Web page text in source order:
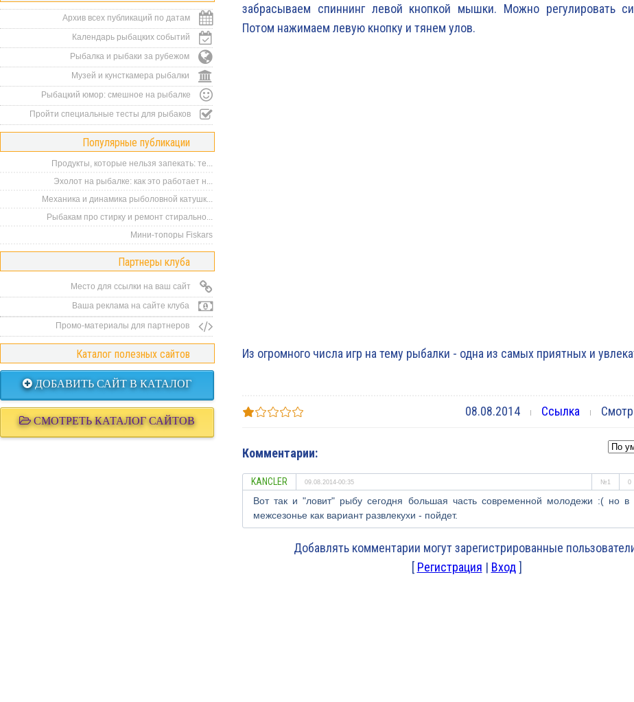
Архив всех публикаций по датам
Календарь рыбацких событий
Рыбалка и рыбаки за рубежом
Музей и кунсткамера рыбалки
Рыбацкий юмор: смешное на рыбалке
Пройти специальные тесты для рыбаков
Популярные публикации
Продукты, которые нельзя запекать: те...
Эхолот на рыбалке: как это работает н...
Механика и динамика рыболовной катушк...
Рыбакам про стирку и ремонт стирально...
Мини-топоры Fiskars
Партнеры клуба
Место для ссылки на ваш сайт
Ваша реклама на сайте клуба
Промо-материалы для партнеров
Каталог полезных сайтов
ДОБАВИТЬ САЙТ В КАТАЛОГ
СМОТРЕТЬ КАТАЛОГ САЙТОВ
забрасываем спиннинг левой кнопкой мышки. Можно регулировать
Потом нажимаем левую кнопку и тянем улов.
Из огромного числа игр на тему рыбалки - одна из самых приятных и
08.08.2014 Ссылка
Комментарии:
KANCLER 09.08.2014-00:35 0
№1
Вот так и "ловит" рыбу сегодня большая часть современной молодежи :( но в
межсезонье как вариант развлекухи - пойдет.
Добавлять комментарии могут зарегистрированные
[ Регистрация | Вход]